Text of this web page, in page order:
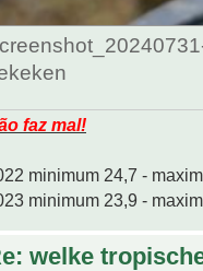
faz mal!
minimum 24,7 -
minimum 23,9 -
welke